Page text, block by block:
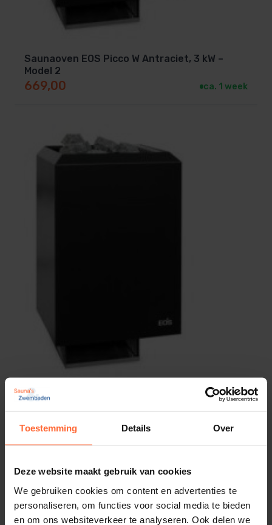
Toestemming Details Over
Deze website maakt gebruik van cookies
We gebruiken cookies om content en advertenties te
personaliseren, om functies voor social media te bieden
en om ons websiteverkeer te analyseren. Ook delen we
Saunaoven EOS Picco W Antraciet, 3 kW –
Model 2
669,00 ca. 1 week
Saunaoven EOS Picco W Antraciet, 3,5 kW –
745,50 ca. 1 week